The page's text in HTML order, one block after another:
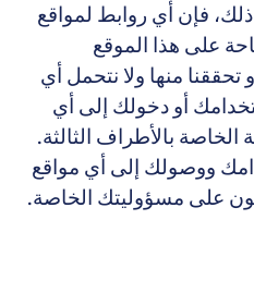
فإن أي روابط لمواقع
على هذا الموقع
منها ولا نتحمل أي
أو دخولك إلى أي
بالأطراف الثالثة.
ووصولك إلى أي مواقع
على مسؤوليتك الخاصة.